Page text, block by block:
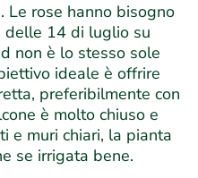
Le rose hanno bisogno
delle 14 di luglio su
non è lo stesso sole
ideale è offrire
preferibilmente con
è molto chiuso e
e muri chiari, la pianta
se irrigata bene.